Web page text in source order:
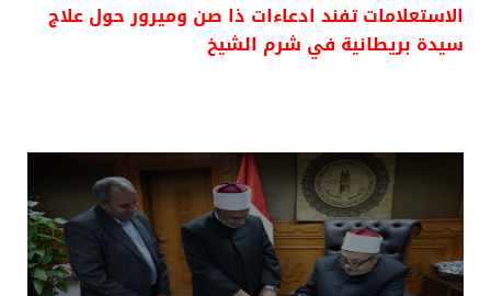
الاستعلامات تفند ادعاءات ذا صن وميرور حول علاج
سيدة بريطانية في شرم الشيخ